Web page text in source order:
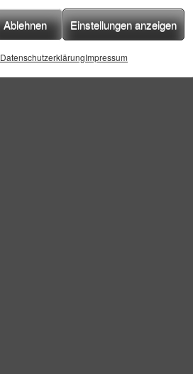
Ablehnen Einstellungen anzeigen
DatenschutzerklärungImpressum